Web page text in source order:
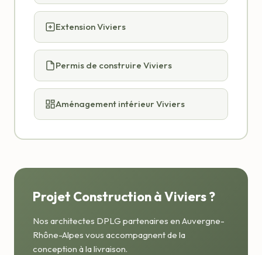
Extension Viviers
Permis de construire Viviers
Aménagement intérieur Viviers
Projet Construction à Viviers ?
Nos architectes DPLG partenaires en Auvergne-
Rhône-Alpes vous accompagnent de la
conception à la livraison.